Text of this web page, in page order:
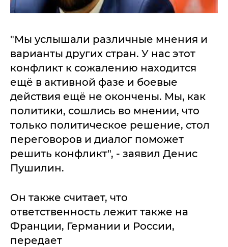
"Мы услышали различные мнения и
варианты других стран. У нас этот
конфликт к сожалению находится
ещё в активной фазе и боевые
действия ещё не окончены. Мы, как
политики, сошлись во мнении, что
только политическое решение, стол
переговоров и диалог поможет
решить конфликт", - заявил Денис
Пушилин.
Он также считает, что
ответственность лежит также на
Франции, Германии и России,
передает